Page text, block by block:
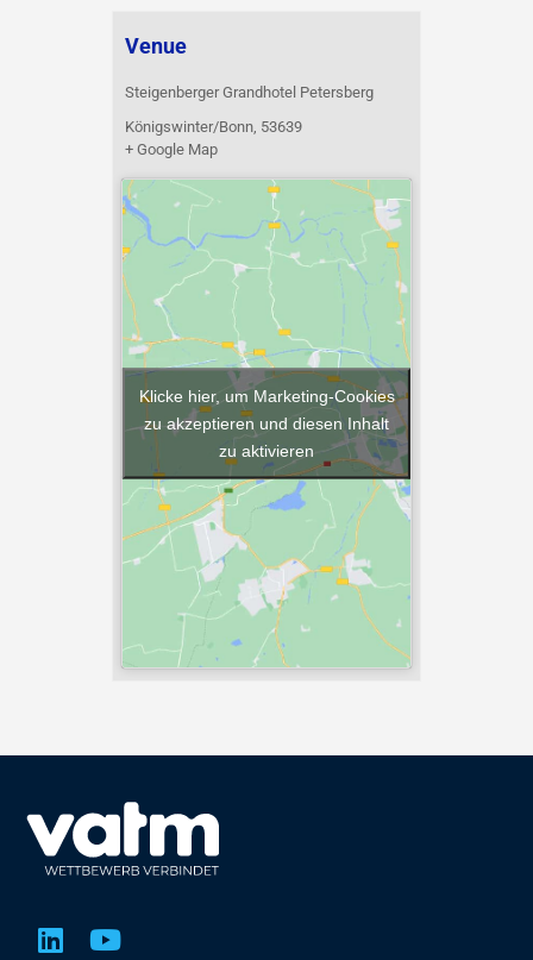
Venue
Steigenberger Grandhotel Petersberg
Königswinter/Bonn 53639
+ Google Map
Klicke hier, um Marketing-Cookies
zu akzeptieren und diesen Inhalt
zu aktivieren